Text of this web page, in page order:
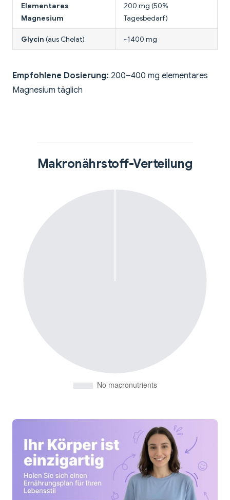
Elementares
Magnesium
200 mg (50%
Tagesbedarf)
Glycin (aus Chelat) ~1400 mg
Empfohlene Dosierung: 200–400 mg elementares
Magnesium täglich
Makronährstoff-Verteilung